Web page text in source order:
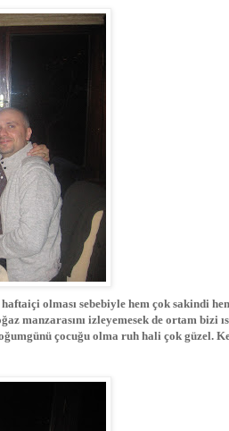
haftaiçi olması sebebiyle hem çok sakindi
manzarasını izleyemesek de ortam bizi
çocuğu olma ruh hali çok güzel.